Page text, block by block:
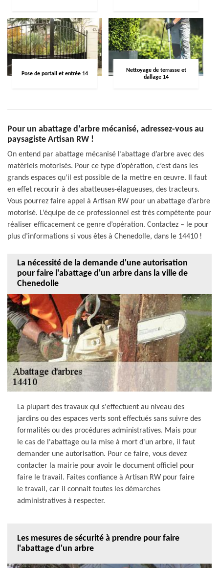
Pose de portail et entrée 14
Nettoyage de terrasse et
dallage 14
Pour un abattage d’arbre mécanisé, adressez-vous au
paysagiste Artisan RW !
On entend par abattage mécanisé l’abattage d’arbre avec des
matériels motorisés. Pour ce type d’opération, c’est dans les
grands espaces qu’il est possible de la mettre en œuvre. Il faut
en effet recourir à des abatteuses-élagueuses, des tracteurs.
Vous pourrez faire appel à Artisan RW pour un abattage d’arbre
motorisé. L’équipe de ce professionnel est très compétente pour
réaliser efficacement ce genre d’opération. Contactez – le pour
plus d’informations si vous êtes à Chenedolle, dans le 14410 !
La nécessité de la demande d'une autorisation
pour faire l'abattage d'un arbre dans la ville de
Chenedolle
La plupart des travaux qui s'effectuent au niveau des
jardins ou des espaces verts sont effectués sans suivre des
formalités ou des procédures administratives. Mais pour
le cas de l'abattage ou la mise à mort d'un arbre, il faut
demander une autorisation. Pour ce faire, vous devez
contacter la mairie pour avoir le document officiel pour
faire le travail. Faites confiance à Artisan RW pour faire
le travail, car il connait toutes les démarches
administratives à respecter.
Les mesures de sécurité à prendre pour faire
l'abattage d'un arbre